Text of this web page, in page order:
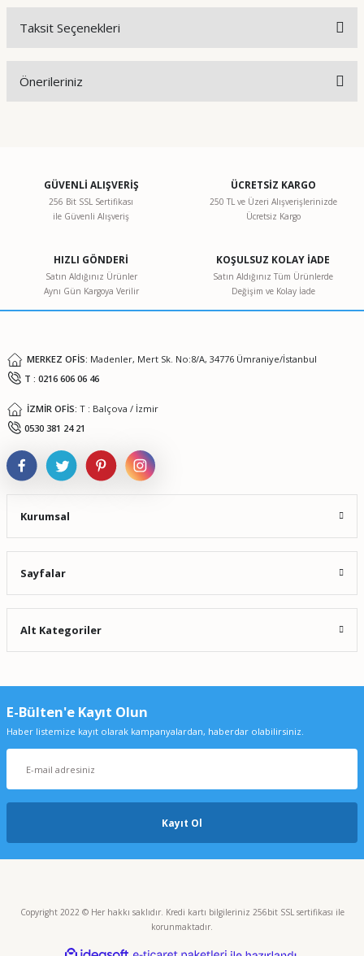
Taksit Seçenekleri
Önerileriniz
Görüş ve önerileriniz için teşekkür ederiz.
Ürün resmi kalitesiz, bozuk veya görüntülenemiyor.
Ürün bilgilerinde hatalar bulunuyor.
Ürün fiyatı diğer sitelerden daha pahalı.
GÜVENLİ ALIŞVERİŞ
256 Bit SSL Sertifikası
ile Güvenli Alışveriş
ÜCRETSİZ KARGO
250 TL ve Üzeri Alışverişlerinizde
Ücretsiz Kargo
HIZLI GÖNDERİ
Satın Aldığınız Ürünler
Aynı Gün Kargoya Verilir
KOŞULSUZ KOLAY İADE
Satın Aldığınız Tüm Ürünlerde
Değişim ve Kolay İade
MERKEZ OFİS: Madenler, Mert Sk. No:8/A, 34776 Ümraniye/İstanbul
T : 0216 606 06 46
İZMİR OFİS: T : Balçova / İzmir
0530 381 24 21
Kurumsal
Sayfalar
Alt Kategoriler
E-Bülten'e Kayıt Olun
Haber listemize kayıt olarak kampanyalardan, haberdar olabilirsiniz.
Kayıt Ol
Copyright 2022 © Her hakkı saklıdır. Kredi kartı bilgileriniz 256bit SSL sertifikası ile
korunmaktadır.
ideasoft